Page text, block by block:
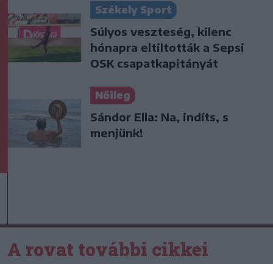
Székely Sport
Súlyos veszteség, kilenc
hónapra eltiltották a Sepsi
OSK csapatkapitányát
Nőileg
Sándor Ella: Na, indíts, s
menjünk!
A rovat további cikkei